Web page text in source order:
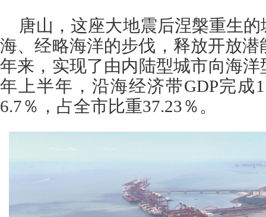
唐山，这座大地震后涅槃重生
海、经略海洋的步伐，释放开放
年来，实现了由内陆型城市向海
年上半年，沿海经济带GDP完成
6.7％，占全市比重37.23％。